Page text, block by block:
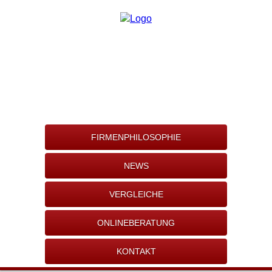
FIRMENPHILOSOPHIE
NEWS
VERGLEICHE
ONLINEBERATUNG
KONTAKT